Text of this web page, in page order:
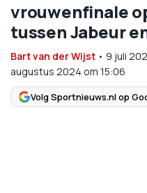
vrouwenfinale
tussen Jabeur
Bart van der Wijst • 9 juli
augustus 2024 om 15:06
Volg Sportnieuws.nl op